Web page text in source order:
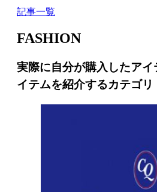
記事一覧
FASHION
実際に自分が購入したア
イテムを紹介するカテゴリ